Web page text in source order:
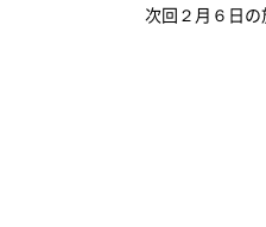
次回２月６日の